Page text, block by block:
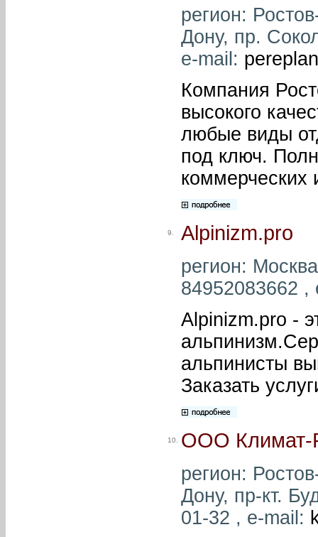
регион:
Дону, пр.
e-mail:
Компания
высокого
любые виды
под ключ.
9. Alpinizm.pro
регион:
84952083662
Alpinizm.pro -
альпинисты
Заказать
10. ООО Климат-
регион:
Дону, пр-кт.
01-32 , e-mail: